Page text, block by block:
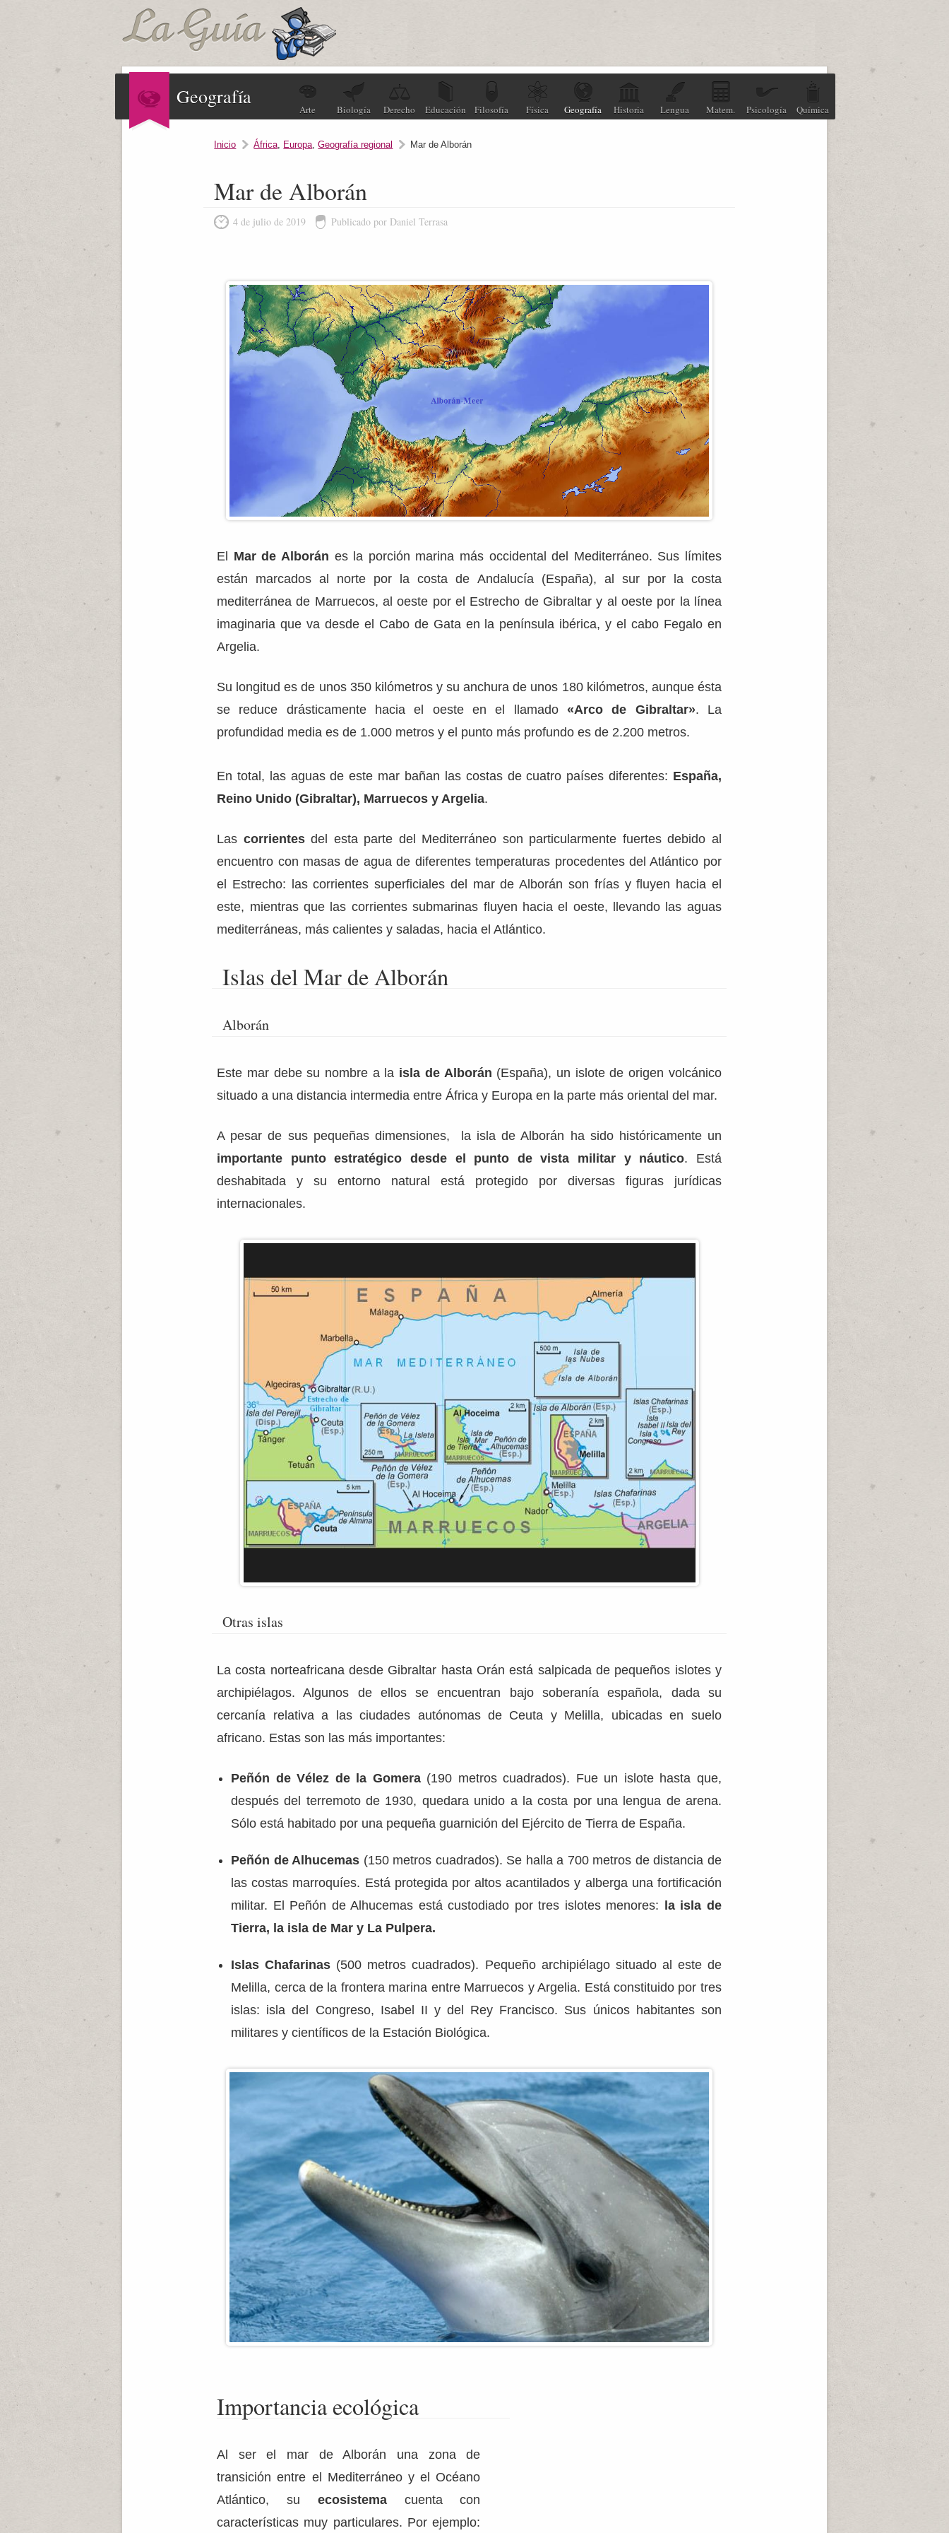
Geografía
Arte Biología Derecho Educación Filosofía Física Geografía Historia Lengua Matem. Psicología Química
Inicio África, Europa,Geografía regional Mar de Alborán
Mar de Alborán
4 de julio de 2019 Publicado por Daniel Terrasa
El Mar de Alborán es la porción marina más occidental del Mediterráneo. Sus límites
están marcados al norte por la costa de Andalucía (España), al sur por la costa
mediterránea de Marruecos, al oeste por el Estrecho de Gibraltar y al oeste por la línea
imaginaria que va desde el Cabo de Gata en la península ibérica, y el cabo Fegalo en
Argelia.
Su longitud es de unos 350 kilómetros y su anchura de unos 180 kilómetros, aunque ésta
se reduce drásticamente hacia el oeste en el llamado «Arco de Gibraltar». La
profundidad media es de 1.000 metros y el punto más profundo es de 2.200 metros.
En total, las aguas de este mar bañan las costas de cuatro países diferentes: España,
Reino Unido (Gibraltar), Marruecos y Argelia.
Las corrientesdel esta parte del Mediterráneo son particularmente fuertes debido al
encuentro con masas de agua de diferentes temperaturas procedentes del Atlántico por
el Estrecho: las corrientes superficiales del mar de Alborán son frías y fluyen hacia el
este, mientras que las corrientes submarinas fluyen hacia el oeste, llevando las aguas
mediterráneas, más calientes y saladas, hacia el Atlántico.
Islas del Mar de Alborán
Alborán
Este mar debe su nombre a la isla de Alborán (España), un islote de origen volcánico
situado a una distancia intermedia entre África y Europa en la parte más oriental del mar.
A pesar de sus pequeñas dimensiones, la isla de Alborán ha sido históricamente un
importante punto estratégico desde el punto de vista militar y náutico. Está
deshabitada y su entorno natural está protegido por diversas figuras jurídicas
internacionales.
Otras islas
La costa norteafricana desde Gibraltar hasta Orán está salpicada de pequeños islotes y
archipiélagos. Algunos de ellos se encuentran bajo soberanía española, dada su
cercanía relativa a las ciudades autónomas de Ceuta y Melilla, ubicadas en suelo
africano. Estas son las más importantes:
Peñón de Vélez de la Gomera(190 metros cuadrados). Fue un islote hasta que,
después del terremoto de 1930, quedara unido a la costa por una lengua de arena.
Sólo está habitado por una pequeña guarnición del Ejército de Tierra de España.
Peñón de Alhucemas (150 metros cuadrados). Se halla a 700 metros de distancia de
las costas marroquíes. Está protegida por altos acantilados y alberga una fortificación
militar. El Peñón de Alhucemas está custodiado por tres islotes menores: la isla de
Tierra, la isla de Mar y La Pulpera.
Islas Chafarinas (500 metros cuadrados). Pequeño archipiélago situado al este de
Melilla, cerca de la frontera marina entre Marruecos y Argelia. Está constituido por tres
islas: isla del Congreso, Isabel II y del Rey Francisco. Sus únicos habitantes son
militares y científicos de la Estación Biológica.
Importancia ecológica
Al ser el mar de Alborán una zona de
transición entre el Mediterráneo y el Océano
Atlántico, su ecosistemacuenta con
características muy particulares. Por ejemplo: